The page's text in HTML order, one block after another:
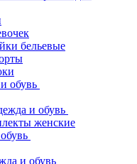
бельевые
обувь
и обувь
женские
и обувь